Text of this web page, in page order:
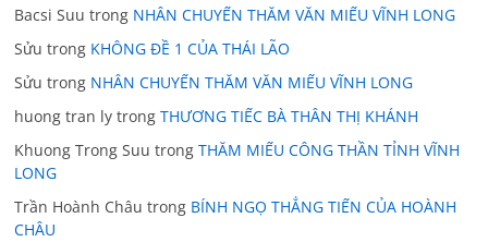
Bacsi Suu trong NHÂN CHUYẾN THĂM VĂN MIẾU VĨNH LONG
Sửu trong KHÔNG ĐỀ 1 CỦA THÁI LÃO
Sửu trong NHÂN CHUYẾN THĂM VĂN MIẾU VĨNH LONG
huong tran ly trongTHƯƠNG TIẾC BÀ THÂN THỊ KHÁNH
Khuong Trong Suu trongTHĂM MIẾU CÔNG THẦN TỈNH VĨNH
LONG
Trần Hoành Châu trong BÍNH NGỌ THẲNG TIẾN CỦA HOÀNH
CHÂU